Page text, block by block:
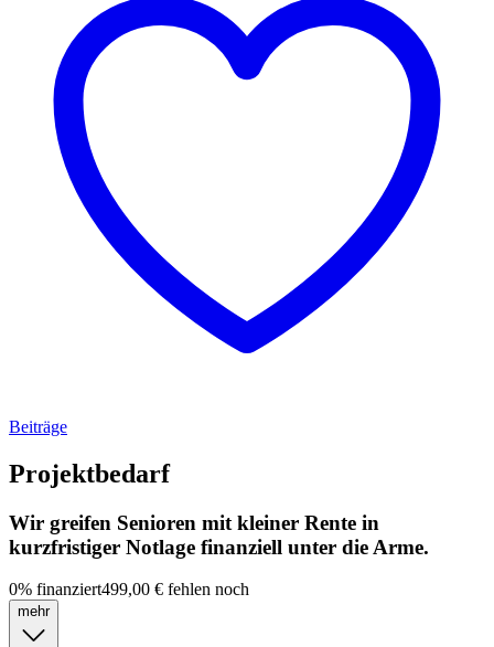
Beiträge
Projektbedarf
Wir greifen Senioren mit kleiner Rente in
kurzfristiger Notlage finanziell unter die Arme.
0% finanziert499,00 € fehlen noch
mehr